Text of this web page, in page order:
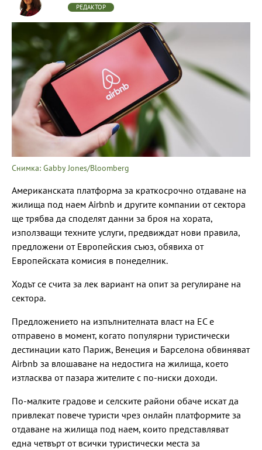
РЕДАКТОР
Снимка: Gabby Jones/Bloomberg
Американската платформа за краткосрочно отдаване на
жилища под наем Airbnb и другите компании от сектора
ще трябва да споделят данни за броя на хората,
използващи техните услуги, предвиждат нови правила,
предложени от Европейския съюз, обявиха от
Европейската комисия в понеделник.
Ходът се счита за лек вариант на опит за регулиране на
сектора.
Предложението на изпълнителната власт на ЕС е
отправено в момент, когато популярни туристически
дестинации като Париж, Венеция и Барселона обвиняват
Airbnb за влошаване на недостига на жилища, което
изтласква от пазара жителите с по-ниски доходи.
По-малките градове и селските райони обаче искат да
привлекат повече туристи чрез онлайн платформите за
отдаване на жилища под наем, които представляват
една четвърт от всички туристически места за